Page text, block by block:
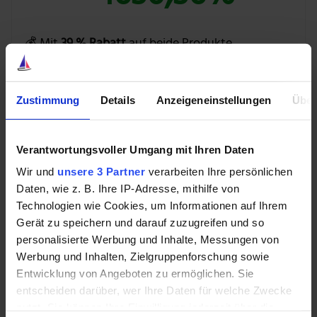
Zustimmung Details Anzeigeneinstellungen
Verantwortungsvoller Umgang mit Ihren Daten
Wir und unsere 3 Partner verarbeiten Ihre persönlichen
Daten, wie z. B. Ihre IP-Adresse, mithilfe von
Technologien wie Cookies, um Informationen auf Ihrem
Gerät zu speichern und darauf zuzugreifen und so
personalisierte Werbung und Inhalte, Messungen von
Werbung und Inhalten, Zielgruppenforschung sowie
Entwicklung von Angeboten zu ermöglichen. Sie
entscheiden darüber, wer Ihre Daten für welche Zwecke
💰 Mit39 % Rabattauf beide Produkte
BUNDLE ENTDECKEN »
Aber es wird einfacher, versprochen. Jetzt sehe ich
mittlerweile den dritten Abverkauf, Korrektur oder
Crash in meinem Depot. Was hat sich bei mir
verändert? Zunächst einmal: Ich habe ihn nicht einmal
bemerkt. Am besagten Mittwoch, als Trump seine
Zölle verkündete, sah ich nicht mehr fern oder las die
News. Morgens brachte ich meinen Sohnemann in die
Kita. Danach ging ich mit dem Hund raus. Dort schaute